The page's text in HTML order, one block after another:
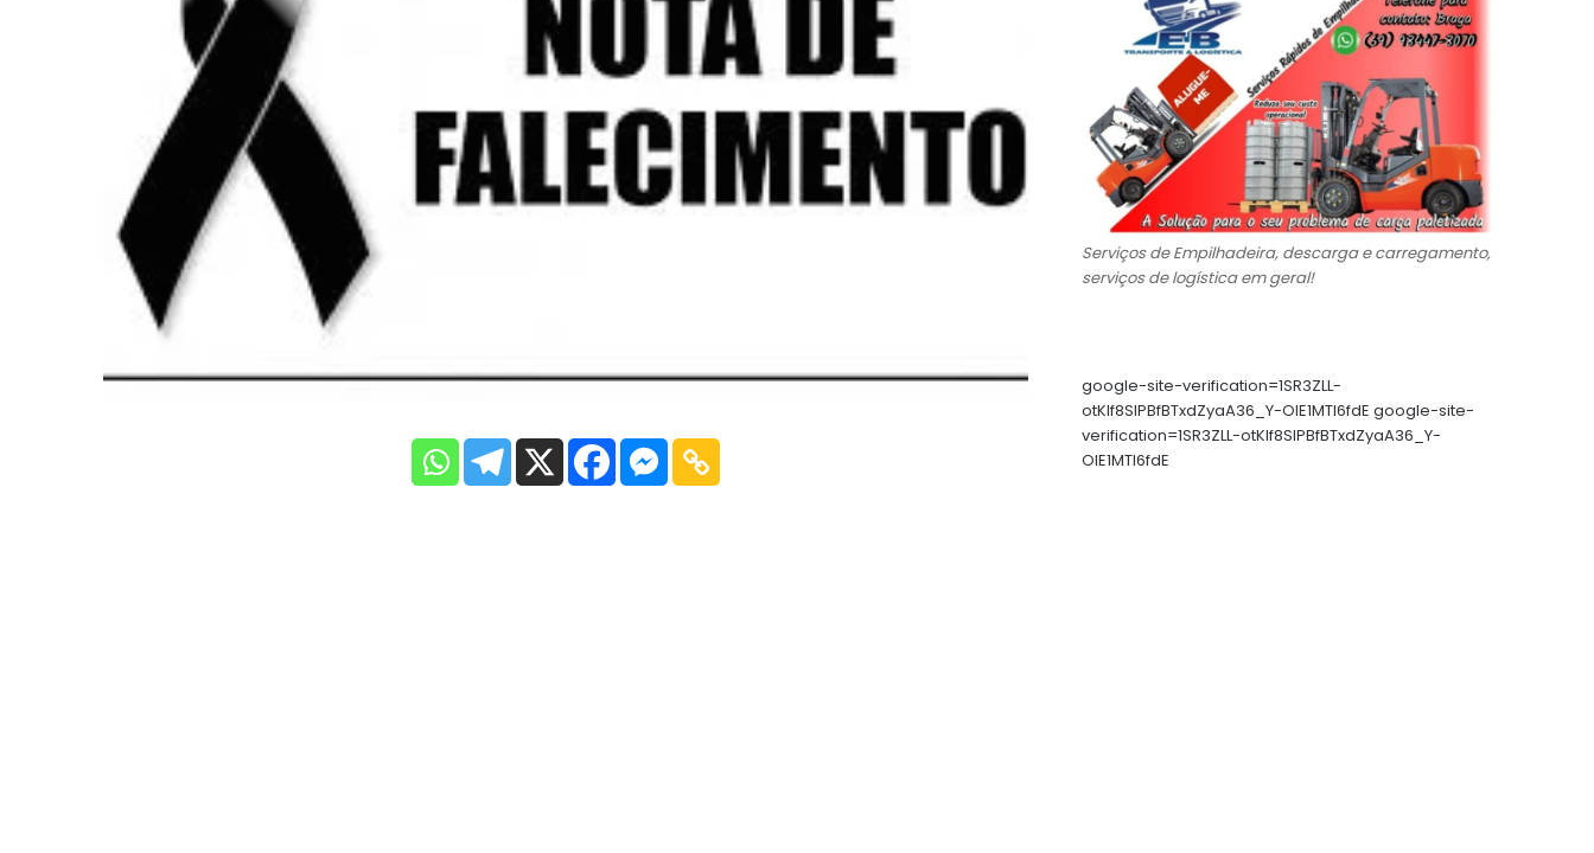
Serviços de Empilhadeira, descarga e carregamento,
serviços de logística em geral!
google-site-verification=1SR3ZLL-
otKIf8SlPBfBTxdZyaA36_Y-OIE1MTl6fdE google-site-
verification=1SR3ZLL-otKIf8SlPBfBTxdZyaA36_Y-
OIE1MTl6fdE